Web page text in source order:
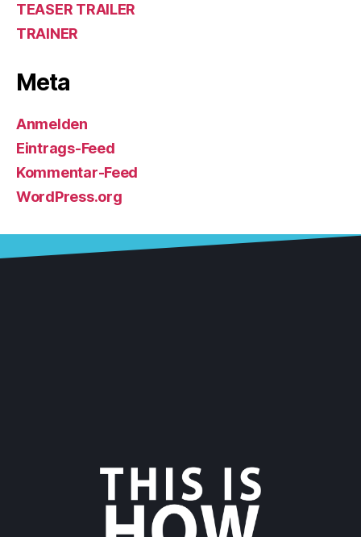
TEASER TRAILER
TRAINER
Meta
Anmelden
Eintrags-Feed
Kommentar-Feed
WordPress.org